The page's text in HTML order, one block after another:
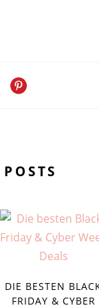
DIE BESTEN
FRIDAY & CYBER